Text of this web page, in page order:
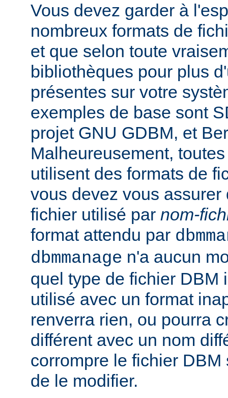
Vous devez garder à
nombreux formats de
et que selon toute
bibliothèques pour plus
présentes sur votre
exemples de base sont
projet GNU GDBM, et
Malheureusement,
utilisent des formats de
vous devez vous assurer
fichier utilisé par nom-
format attendu par
dbmmanage n'a aucun
quel type de fichier DBM
utilisé avec un format
renverra rien, ou pourra
différent avec un nom
corrompre le fichier
de le modifier.